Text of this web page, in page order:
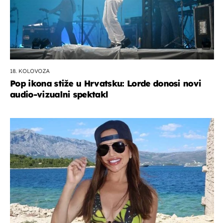
18. KOLOVOZA
Pop ikona stiže u Hrvatsku: Lorde donosi novi
audio-vizualni spektakl